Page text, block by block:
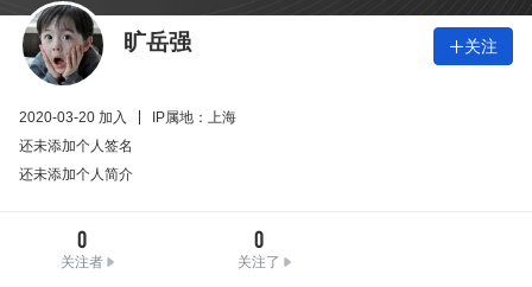
旷岳强 关注
2020-03-20 加入
IP属地：上海
还未添加个人签名
还未添加个人简介
0
关注者
0
关注了